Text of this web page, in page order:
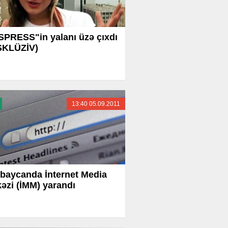
yalanı üzə çıxdı
13:40 05.09.2011
İnternet Media
(İMM) yarandı